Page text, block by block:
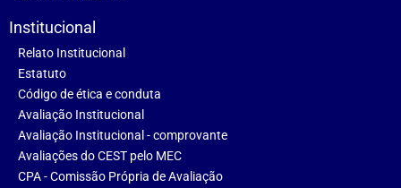
Institucional
Relato Institucional
Estatuto
Código de ética e conduta
Avaliação Institucional
Avaliação Institucional - comprovante
Avaliações do CEST pelo MEC
CPA - Comissão Própria de Avaliação